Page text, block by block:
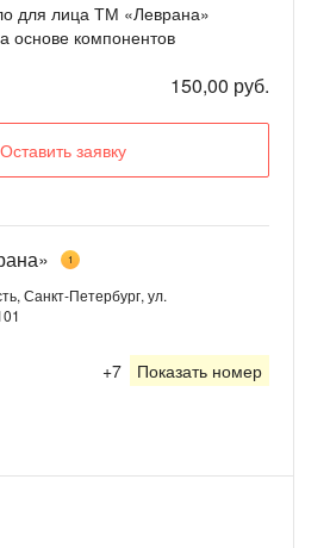
для лица ТМ «Леврана»
основе компонентов
150,00 руб.
Оставить заявку
1
Санкт-Петербург, ул.
+7 Показать номер